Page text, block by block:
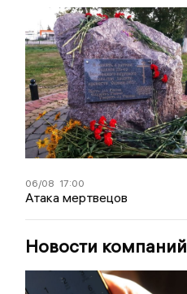
06/08 17:00
Атака мертвецов
Новости компаний